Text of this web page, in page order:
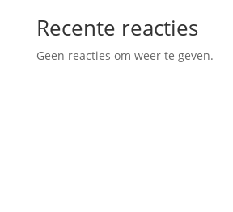
Recente reacties
Geen reacties om weer te geven.